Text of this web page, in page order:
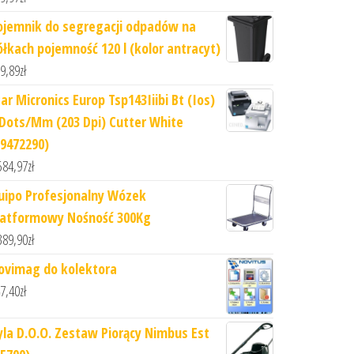
do segregacji odpadów na
pojemność 120 l (kolor antracyt)
zł
Micronics Europ Tsp143Iiibi Bt (Ios)
Mm (203 Dpi) Cutter White
zł
Profesjonalny Wózek
Nośność 300Kg
zł
do kolektora
zł
D.O.O. Zestaw Piorący Nimbus Est